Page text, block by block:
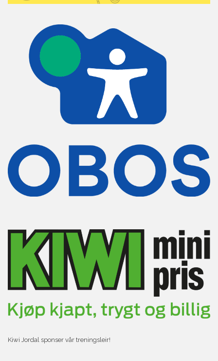
Kiwi Jordal sponser vår treningsleir!